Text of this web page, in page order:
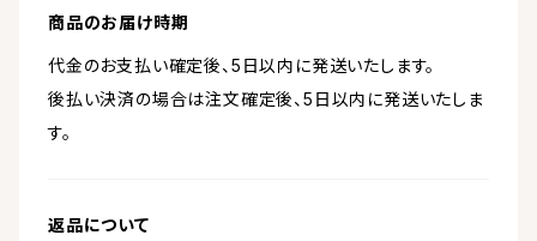
商品のお届け時期
代金のお支払い確定後、5日以内に発送いたします。
後払い決済の場合は注文確定後、5日以内に発送いたしま
す。
返品について